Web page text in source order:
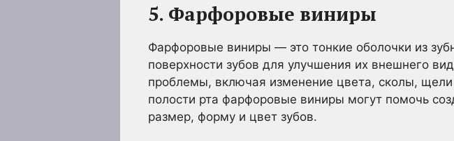
5. Фарфоровые виниры
Фарфоровые виниры — это тонкие оболочки из
поверхности зубов для улучшения их внешнего
проблемы, включая изменение цвета, сколы,
полости рта фарфоровые виниры могут помочь
размер, форму и цвет зубов.